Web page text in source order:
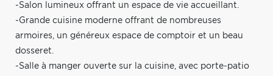
-Salon lumineux offrant un espace de vie accueillant.
-Grande cuisine moderne offrant de nombreuses
armoires, un généreux espace de comptoir et un beau
dosseret.
-Salle à manger ouverte sur la cuisine, avec porte-patio